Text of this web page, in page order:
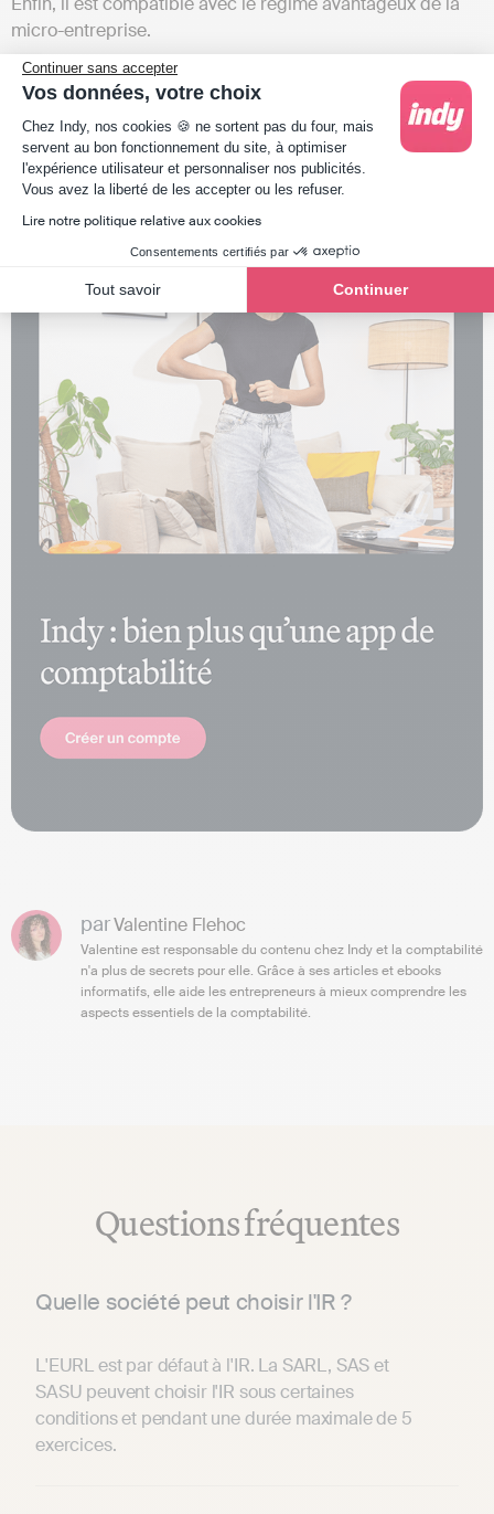
Continuer sans accepter
Vos données, votre choix
Plateforme de Gestion du Consentement :
Chez Indy, nos cookies 🍪 ne sortent pas du four, mais
servent au bon fonctionnement du site, à optimiser
l'expérience utilisateur et personnaliser nos publicités.
Vous avez la liberté de les accepter ou les refuser.
Lire notre politique relative aux cookies
Consentements certifiés par
Tout savoir Continuer
Axeptio consent
micro-entreprise.
Des interrogations au sujet de l’IS ou de l’IR ou même des
démarches en cas de
? Notre
équipe vous répond dans les commentaires !
parValentine Flehoc
Valentine est responsable du contenu chez Indy et la comptabilité
n'a plus de secrets pour elle. Grâce à ses articles et ebooks
informatifs, elle aide les entrepreneurs à mieux comprendre les
aspects essentiels de la comptabilité.
Questions fréquentes
Quelle société peut choisir l'IR ?
L'EURL est par défaut à l'IR. La SARL, SAS et
SASU peuvent choisir l'IR sous certaines
conditions et pendant une durée maximale de 5
exercices.